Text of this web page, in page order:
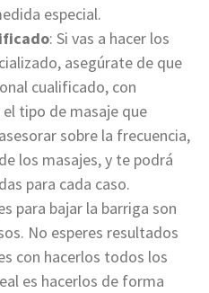
especial.
: Si vas a hacer los
asegúrate de que
cualificado, con
tipo de masaje que
sobre la frecuencia,
los masajes, y te podrá
para cada caso.
para bajar la barriga son
No esperes resultados
con hacerlos todos los
es hacerlos de forma